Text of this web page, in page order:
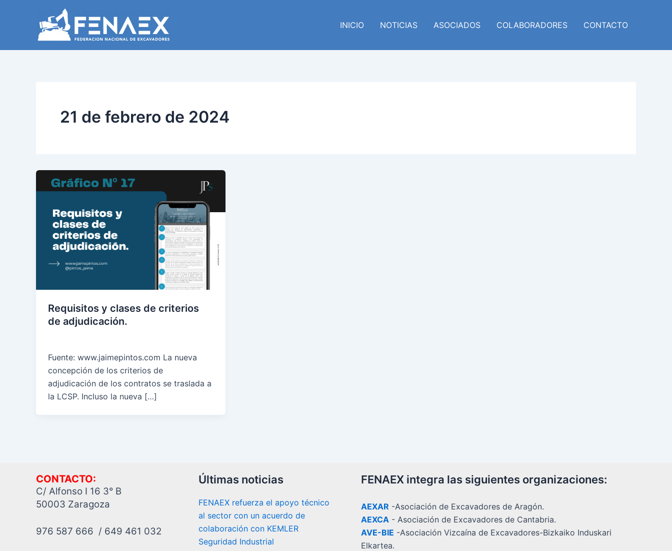
INICIO NOTICIAS ASOCIADOS COLABORADORES CONTACTO
21 de febrero de 2024
Requisitos y clases de criterios
de adjudicación.
Fuente: www.jaimepintos.com La nueva
concepción de los criterios de
adjudicación de los contratos se traslada a
la LCSP. Incluso la nueva […]
CONTACTO:
C/ Alfonso I 16 3° B
50003 Zaragoza
976 587 666 / 649 461 032
Últimas noticias
FENAEX refuerza el apoyo técnico
al sector con un acuerdo de
colaboración con KEMLER
Seguridad Industrial
FENAEX integra las siguientes organizaciones:
AEXAR -Asociación de Excavadores de Aragón.
AEXCA - Asociación de Excavadores de Cantabria.
AVE-BIE -Asociación Vizcaína de Excavadores-Bizkaiko Induskari
Elkartea.